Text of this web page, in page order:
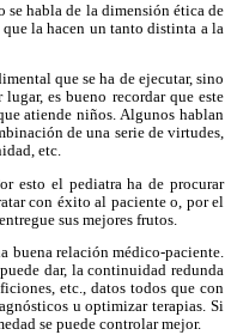
se habla de la dimensión ética de
la hacen un tanto distinta a la
que se ha de ejecutar, sino
es bueno recordar que este
atiende niños. Algunos hablan
de una serie de virtudes,
etc.
esto el pediatra ha de procurar
con éxito al paciente o, por el
sus mejores frutos.
buena relación médico-paciente.
dar, la continuidad redunda
etc., datos todos que con
u optimizar terapias. Si
se puede controlar mejor.